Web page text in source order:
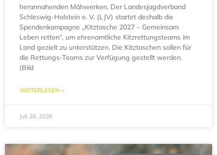
herannahenden Mähwerken. Der Landesjagdverband
Schleswig-Holstein e. V. (LJV) startet deshalb die
Spendenkampagne „Kitztasche 2027 – Gemeinsam
Leben retten“, um ehrenamtliche Kitzrettungsteams im
Land gezielt zu unterstützen. Die Kitztaschen sollen für
die Rettungs-Teams zur Verfügung gestellt werden.
(Bild
WEITERLESEN »
Juli 28, 2026